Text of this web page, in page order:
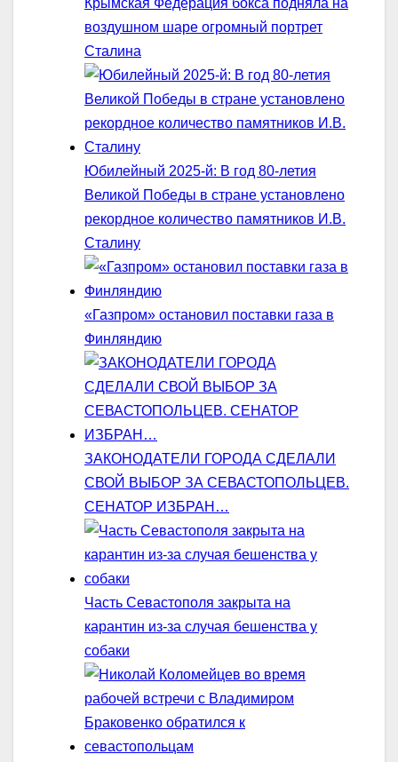
Крымская Федерация бокса подняла на
воздушном шаре огромный портрет
Сталина
Юбилейный 2025-й: В год 80-летия
Великой Победы в стране установлено
рекордное количество памятников И.В.
Сталину
«Газпром» остановил поставки газа в
Финляндию
ЗАКОНОДАТЕЛИ ГОРОДА СДЕЛАЛИ
СВОЙ ВЫБОР ЗА СЕВАСТОПОЛЬЦЕВ.
СЕНАТОР ИЗБРАН…
Часть Севастополя закрыта на
карантин из-за случая бешенства у
собаки